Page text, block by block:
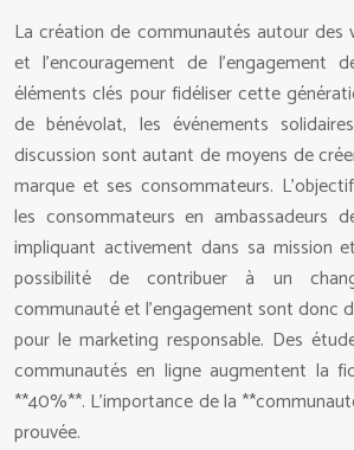
La création de communautés autour des
et l’encouragement de l’engagement
éléments clés pour fidéliser cette
de bénévolat, les événements
discussion sont autant de moyens de
marque et ses consommateurs.
les consommateurs en ambassadeurs
impliquant activement dans sa mission
possibilité de contribuer à un
communauté et l’engagement sont donc
pour le marketing responsable. Des
communautés en ligne augmentent la
**40%**. L’importance de la
prouvée.